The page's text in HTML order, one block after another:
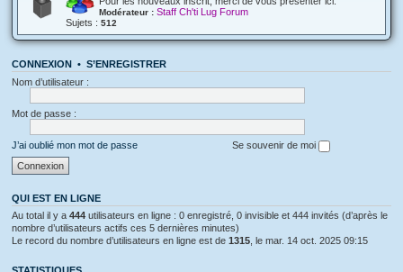
Modérateur : Staff Ch'ti Lug Forum
Sujets : 512
CONNEXION • S’ENREGISTRER
Nom d’utilisateur :
Mot de passe :
J’ai oublié mon mot de passe Se souvenir de moi
QUI EST EN LIGNE
Au total il y a 444 utilisateurs en ligne : 0 enregistré, 0 invisible et 444 invités (d’après le
nombre d’utilisateurs actifs ces 5 dernières minutes)
Le record du nombre d’utilisateurs en ligne est de 1315 , le mar. 14 oct. 2025 09:15